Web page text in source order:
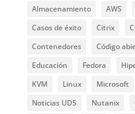
Almacenamiento
AWS
Casos de éxito
Citrix
Contenedores
Código
Educación
Fedora
KVM
Linux Microsoft
Noticias UDS
Nutanix